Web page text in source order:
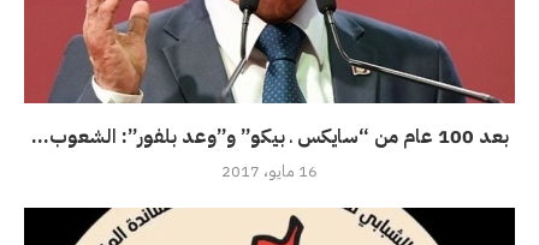
بعد 100 عام من “سايكس ـ بيكو” و”وعد بلفور”: الشعوب...
16 مايو، 2017